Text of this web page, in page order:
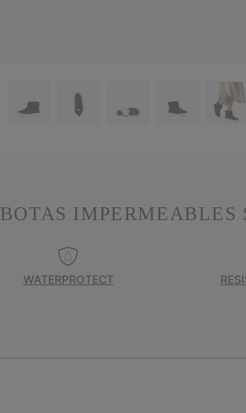
BOTAS IMPERMEABLES
WATERPROTECT